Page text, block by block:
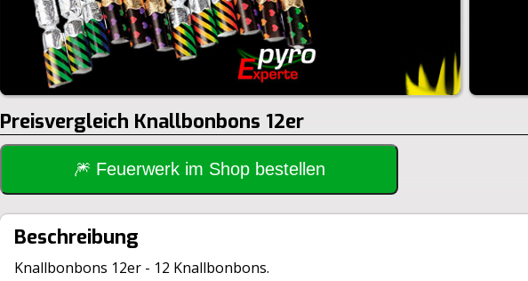
Preisvergleich Knallbonbons 12er
🎆 Feuerwerk im Shop bestellen
Beschreibung
Knallbonbons 12er - 12 Knallbonbons.